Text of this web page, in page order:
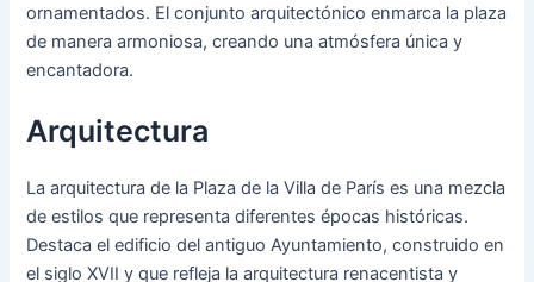
ornamentados. El conjunto arquitectónico enmarca la plaza
de manera armoniosa, creando una atmósfera única y
encantadora.
Arquitectura
La arquitectura de la Plaza de la Villa de París es una mezcla
de estilos que representa diferentes épocas históricas.
Destaca el edificio del antiguo Ayuntamiento, construido en
el siglo XVII y que refleja la arquitectura renacentista y